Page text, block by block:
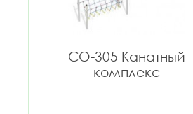
СО-305 Канатный
комплекс